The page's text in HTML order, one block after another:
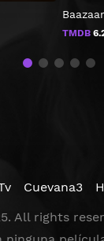
Baazaar
TMDB
Cuevana3
All rights